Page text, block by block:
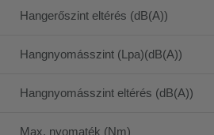
Hangerőszint eltérés (dB(A))
Hangnyomásszint (Lpa)(dB(A))
Hangnyomásszint eltérés (dB(A))
Max. nyomaték (Nm)